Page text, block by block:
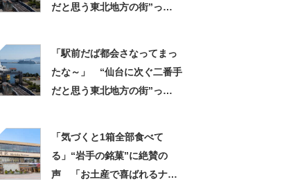
だと思う東北地方の街”っ
「駅前だば都会さなってまっ
たな～」 “仙台に次ぐ二番手
だと思う東北地方の街”っ
「気づくと1箱全部食べて
る」“岩手の銘菓”に絶賛の
声 「お土産で喜ばれるナン